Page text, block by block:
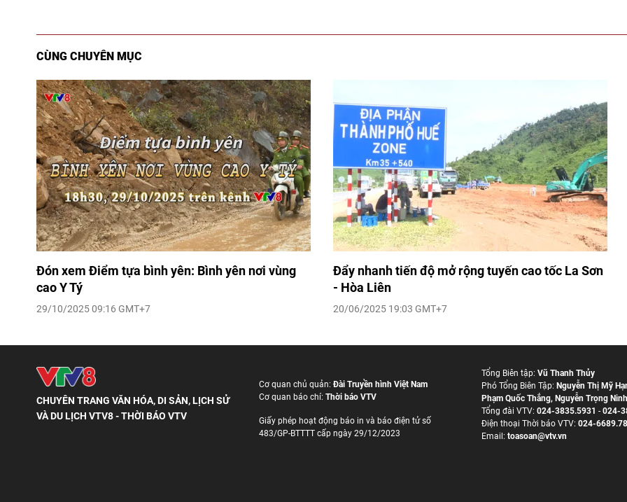
CÙNG CHUYÊN MỤC
Đón xem Điểm tựa bình yên: Bình yên nơi vùng
cao Y Tý
29/10/2025 09:16 GMT+7
Đẩy nhanh tiến độ mở rộng tuyến cao tốc La Sơn
- Hòa Liên
20/06/2025 19:03 GMT+7
CHUYÊN TRANG VĂN HÓA, DI SẢN, LỊCH SỬ
VÀ DU LỊCH VTV8 - THỜI BÁO VTV
Cơ quan chủ quản:Đài Truyền hình Việt Nam
Cơ quan báo chí: Thời báo VTV
Giấy phép hoạt động báo in và báo điện tử số
483/GP-BTTTT cấp ngày 29/12/2023
Tổng Biên tập: Vũ Thanh Thủy
Phó Tổng Biên Tập: Nguyễn Thị Mỹ
Phạm Quốc Thắng, Nguyễn Trọng Ninh
Tổng đài VTV: 024-3835.5931 - 024-
Ðiện thoại Thời báo VTV: 024-
Email: toasoan@vtv.vn